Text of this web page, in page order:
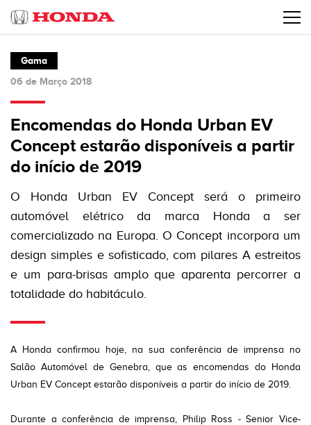
Gama
06 de Março 2018
Encomendas do Honda Urban EV
Concept estarão disponíveis a partir
do início de 2019
O Honda Urban EV Concept será o primeiro
automóvel elétrico da marca Honda a ser
comercializado na Europa. O Concept incorpora um
design simples e sofisticado, com pilares A estreitos
e um para-brisas amplo que aparenta percorrer a
totalidade do habitáculo.
A Honda confirmou hoje, na sua conferência de imprensa no
Salão Automóvel de Genebra, que as encomendas do Honda
Urban EV Concept estarão disponíveis a partir do início de 2019.
Durante a conferência de imprensa, Philip Ross - Senior Vice-